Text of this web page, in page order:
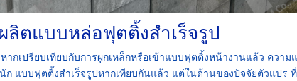
ลิตแบบหล่อฟุตติ้งสำเร็จรูป
ากเปรียบเทียบกับการผูกเหล็กหรือเข้าแบบฟุตติ้งหน้างานแล้ว ควา
ก แบบฟุตติ้งสำเร็จรูปหากเทียบกันแล้ว แต่ในด้านของปัจจัยตัวแปร